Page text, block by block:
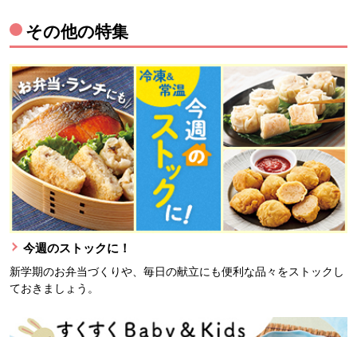
その他の特集
今週のストックに！
新学期のお弁当づくりや、毎日の献立にも便利な品々をストックし
ておきましょう。